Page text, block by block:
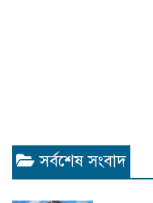
সর্বশেষ সংবাদ